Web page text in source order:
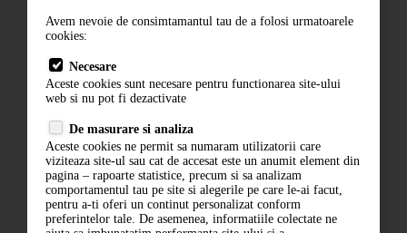
Termeni si conditii
Politica de confidentialitate
ANPC
Avem nevoie de consimtamantul tau de a folosi urmatoarele
cookies:
Necesare
Aceste cookies sunt necesare pentru functionarea site-ului
web si nu pot fi dezactivate
De masurare si analiza
Aceste cookies ne permit sa numaram utilizatorii care
viziteaza site-ul sau cat de accesat este un anumit element din
pagina – rapoarte statistice, precum si sa analizam
comportamentul tau pe site si alegerile pe care le-ai facut,
pentru a-ti oferi un continut personalizat conform
preferintelor tale. De asemenea, informatiile colectate ne